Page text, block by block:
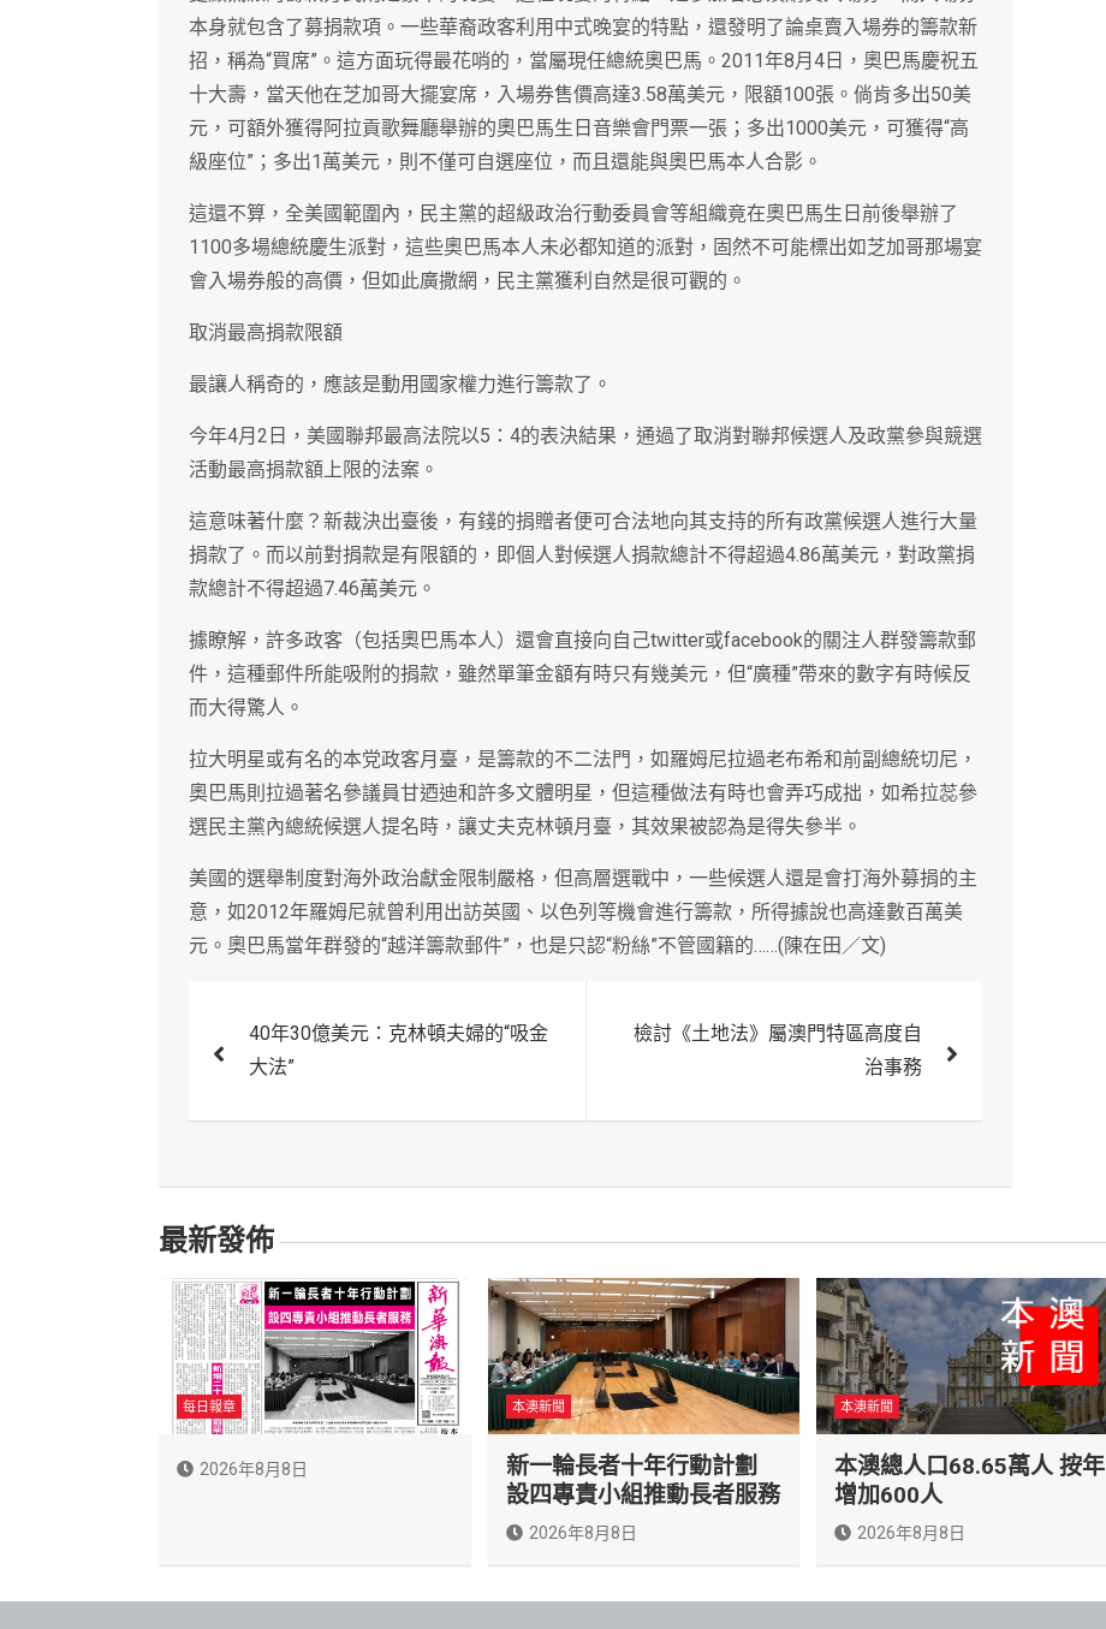
本身就包含了募捐款項。一些華裔政客利用中式晚宴的特點，還發明了論桌賣入場券的籌款新
招，稱為“買席”。這方面玩得最花哨的，當屬現任總統奧巴馬。2011年8月4日，奧巴馬慶祝五
十大壽，當天他在芝加哥大擺宴席，入場券售價高達3.58萬美元，限額100張。倘肯多出50美
元，可額外獲得阿拉貢歌舞廳舉辦的奧巴馬生日音樂會門票一張；多出1000美元，可獲得“高
級座位”；多出1萬美元，則不僅可自選座位，而且還能與奧巴馬本人合影。
這還不算，全美國範圍內，民主黨的超級政治行動委員會等組織竟在奧巴馬生日前後舉辦了
1100多場總統慶生派對，這些奧巴馬本人未必都知道的派對，固然不可能標出如芝加哥那場宴
會入場券般的高價，但如此廣撒網，民主黨獲利自然是很可觀的。
取消最高捐款限額
最讓人稱奇的，應該是動用國家權力進行籌款了。
今年4月2日，美國聯邦最高法院以5：4的表決結果，通過了取消對聯邦候選人及政黨參與競選
活動最高捐款額上限的法案。
這意味著什麼？新裁決出臺後，有錢的捐贈者便可合法地向其支持的所有政黨候選人進行大量
捐款了。而以前對捐款是有限額的，即個人對候選人捐款總計不得超過4.86萬美元，對政黨捐
款總計不得超過7.46萬美元。
據瞭解，許多政客（包括奧巴馬本人）還會直接向自己twitter或facebook的關注人群發籌款郵
件，這種郵件所能吸附的捐款，雖然單筆金額有時只有幾美元，但“廣種”帶來的數字有時候反
而大得驚人。
拉大明星或有名的本党政客月臺，是籌款的不二法門，如羅姆尼拉過老布希和前副總統切尼，
奧巴馬則拉過著名參議員甘迺迪和許多文體明星，但這種做法有時也會弄巧成拙，如希拉蕊參
選民主黨內總統候選人提名時，讓丈夫克林頓月臺，其效果被認為是得失參半。
美國的選舉制度對海外政治獻金限制嚴格，但高層選戰中，一些候選人還是會打海外募捐的主
意，如2012年羅姆尼就曾利用出訪英國、以色列等機會進行籌款，所得據說也高達數百萬美
元。奧巴馬當年群發的“越洋籌款郵件”，也是只認“粉絲”不管國籍的……(陳在田／文)
章
40年30億美元：克林頓夫婦的“吸金
大法”
檢討《土地法》屬澳門特區高度自
治事務
最新發佈
每日報章
2026年8月8日
本澳新聞
新一輪長者十年行動計劃
設四專責小組推動長者服務
2026年8月8日
本澳新聞
本澳總人口68.65萬人 按年
增加600人
2026年8月8日